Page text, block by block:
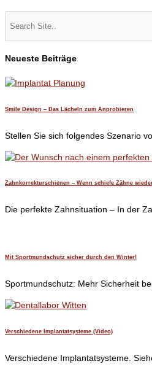
Neueste Beiträge
Smile Design – Das Lächeln zum Anprobieren
Stellen Sie sich folgendes Szenario
Zahnkorrekturschienen – Wenn schiefe Zähne
Die perfekte Zahnsituation – In der
Mit Sportmundschutz sicher durch den Winter!
Sportmundschutz: Mehr Sicherheit
Verschiedene Implantatsysteme (Video)
Verschiedene Implantatsysteme.